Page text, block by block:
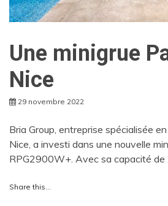
Une minigrue
Nice
29 novembre 2022
Bria Group, entreprise spécialisée
Nice, a investi dans une nouvelle
RPG2900W+. Avec sa capacité de
Share this...